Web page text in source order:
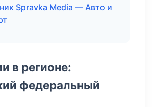
Spravka Media — Авто и
в регионе:
федеральный